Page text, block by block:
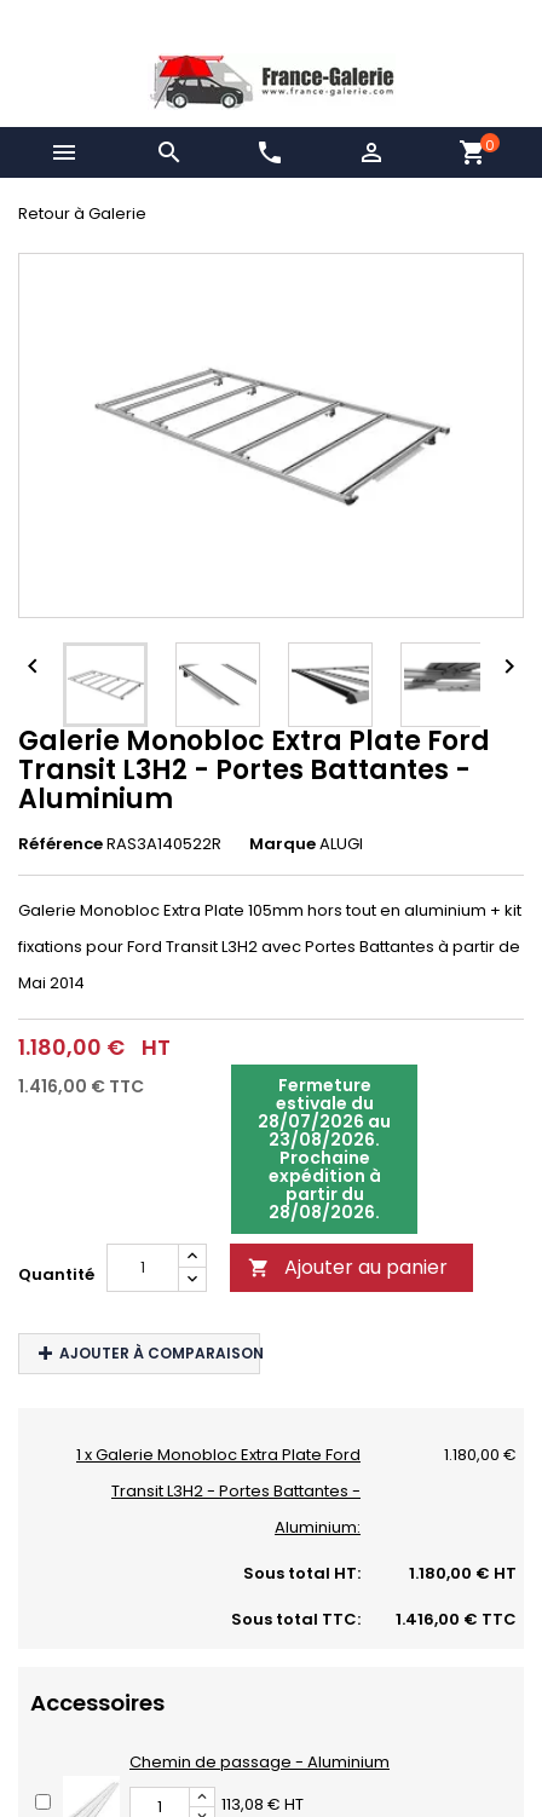
  phone  shopping_cart0
Retour à Galerie
 
Galerie Monobloc Extra Plate Ford
Transit L3H2 - Portes Battantes -
Aluminium
RéférenceRAS3A140522R MarqueALUGI
Galerie Monobloc Extra Plate 105mm hors tout en aluminium + kit
fixations pour Ford Transit L3H2 avec Portes Battantes à partir de
Mai 2014
1.180,00 € HT
1.416,00 € TTC Fermeture
estivale du
28/07/2026 au
23/08/2026.
Prochaine
expédition à
partir du
28/08/2026.
Quantité  Ajouter au panier
AJOUTER À COMPARAISON
1 x Galerie Monobloc Extra Plate Ford
Transit L3H2 - Portes Battantes -
Aluminium:
1.180,00 €
Sous total HT:
1.180,00 € HT
Sous total TTC:
1.416,00 € TTC
Accessoires
Chemin de passage - Aluminium
113,08 € HT